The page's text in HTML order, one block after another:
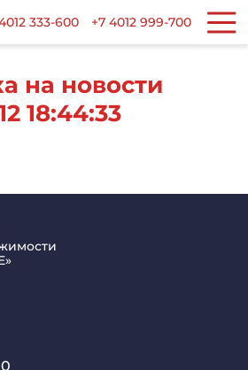
333-600 +7 4012 999-700
на новости
18:44:33